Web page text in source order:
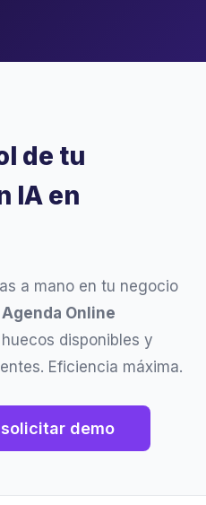
de tu
IA en
a mano en tu negocio
Agenda Online
disponibles y
Eficiencia máxima.
demo